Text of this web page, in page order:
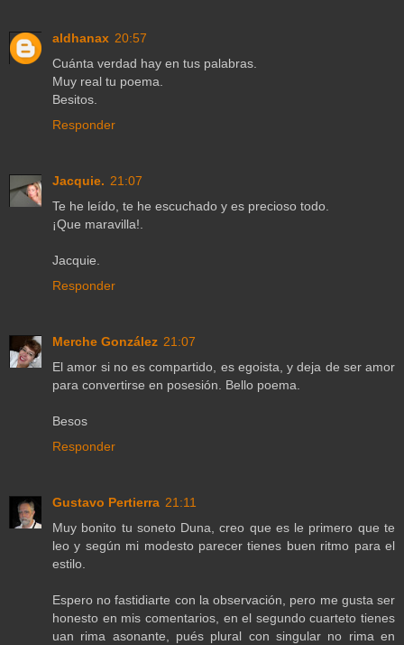
aldhanax 20:57
Cuánta verdad hay en tus palabras.
Muy real tu poema.
Besitos.
Responder
Jacquie. 21:07
Te he leído, te he escuchado y es precioso todo.
¡Que maravilla!.
Jacquie.
Responder
Merche González 21:07
El amor si no es compartido, es egoista, y deja de ser amor
para convertirse en posesión. Bello poema.
Besos
Responder
Gustavo Pertierra 21:11
Muy bonito tu soneto Duna, creo que es le primero que te
leo y según mi modesto parecer tienes buen ritmo para el
estilo.
Espero no fastidiarte con la observación, pero me gusta ser
honesto en mis comentarios, en el segundo cuarteto tienes
uan rima asonante, pués plural con singular no rima en